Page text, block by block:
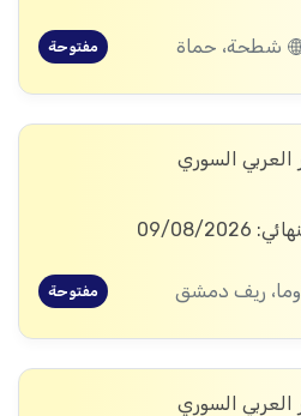
شطحة، حماة مفتوحة
العربي السوري
08/2026
ريف دمشق مفتوحة
العربي السوري